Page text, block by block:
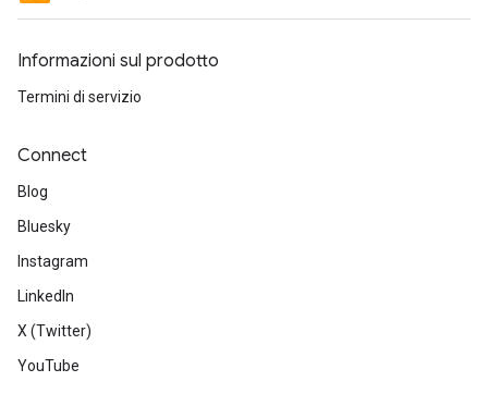
Informazioni sul prodotto
Termini di servizio
Connect
Blog
Bluesky
Instagram
LinkedIn
X (Twitter)
YouTube